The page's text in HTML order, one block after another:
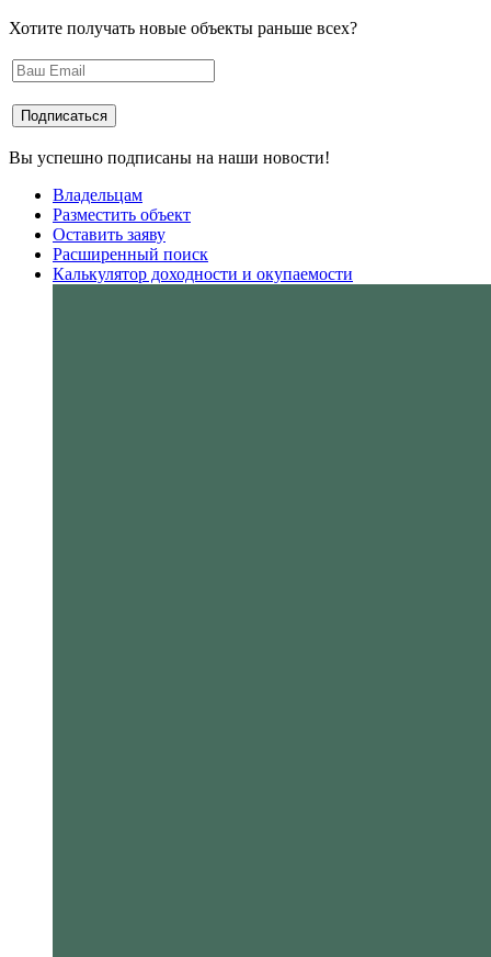
Хотите получать новые объекты раньше всех?
Вы успешно подписаны на наши новости!
Владельцам
Разместить объект
Оставить заяву
Расширенный поиск
Калькулятор доходности и окупаемости